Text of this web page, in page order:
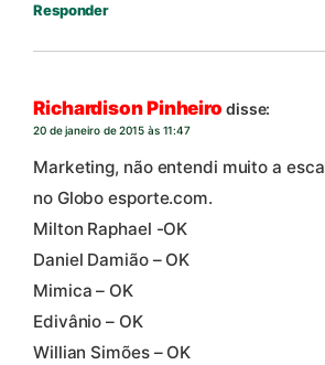
Responder
Richardison Pinheiro disse:
20 de janeiro de 2015 às 11:47
Marketing, não entendi muito a
no Globo esporte.com.
Milton Raphael -OK
Daniel Damião – OK
Mimica – OK
Edivânio – OK
Willian Simões – OK